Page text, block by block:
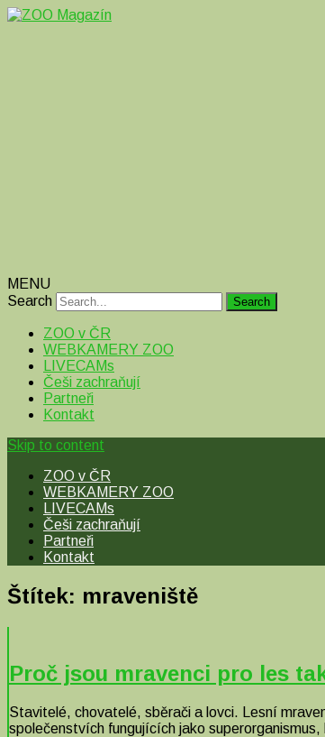
MENU
Search
ZOO v ČR
WEBKAMERY ZOO
LIVECAMs
Češi zachraňují
Partneři
Kontakt
Skip to content
ZOO v ČR
WEBKAMERY ZOO
LIVECAMs
Češi zachraňují
Partneři
Kontakt
Štítek: mraveniště
Proč jsou mravenci pro les
Stavitelé, chovatelé, sběrači a lovci. Lesní
společenstvích fungujících jako